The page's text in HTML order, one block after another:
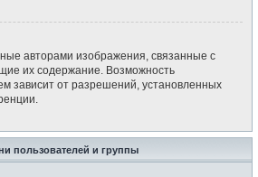
авторами изображения, связанные с
их содержание. Возможность
зависит от разрешений, установленных
пользователей и группы